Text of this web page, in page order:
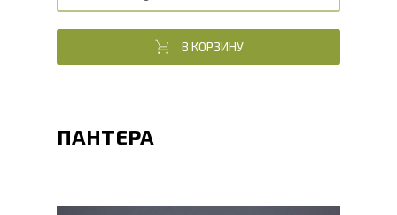
В КОРЗИНУ
ПАНТЕРА